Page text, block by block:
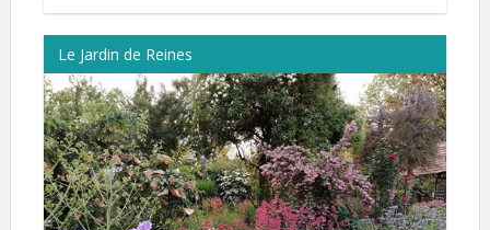
Le Jardin de Reines